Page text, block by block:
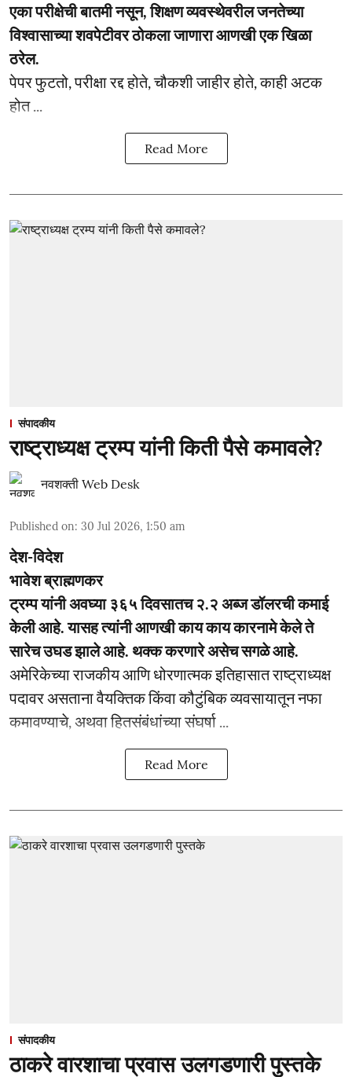
एका परीक्षेची बातमी नसून, शिक्षण व्यवस्थेवरील जनतेच्या
विश्वासाच्या शवपेटीवर ठोकला जाणारा आणखी एक खिळा
ठरेल.
पेपर फुटतो, परीक्षा रद्द होते, चौकशी जाहीर होते, काही अटक
होत ...
Read More
संपादकीय
राष्ट्राध्यक्ष ट्रम्प यांनी किती पैसे कमावले?
नवशक्ती Web Desk
Published on: 30 Jul 2026, 1:50 am
देश-विदेश
भावेश ब्राह्मणकर
ट्रम्प यांनी अवघ्या ३६५ दिवसातच २.२ अब्ज डॉलरची कमाई
केली आहे. यासह त्यांनी आणखी काय काय कारनामे केले ते
सारेच उघड झाले आहे. थक्क करणारे असेच सगळे आहे.
अमेरिकेच्या राजकीय आणि धोरणात्मक इतिहासात राष्ट्राध्यक्ष
पदावर असताना वैयक्तिक किंवा कौटुंबिक व्यवसायातून नफा
कमावण्याचे, अथवा हितसंबंधांच्या संघर्षा ...
Read More
संपादकीय
ठाकरे वारशाचा प्रवास उलगडणारी पुस्तके